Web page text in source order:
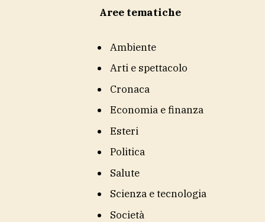
Aree tematiche
Ambiente
Arti e spettacolo
Cronaca
Economia e finanza
Esteri
Politica
Salute
Scienza e tecnologia
Società